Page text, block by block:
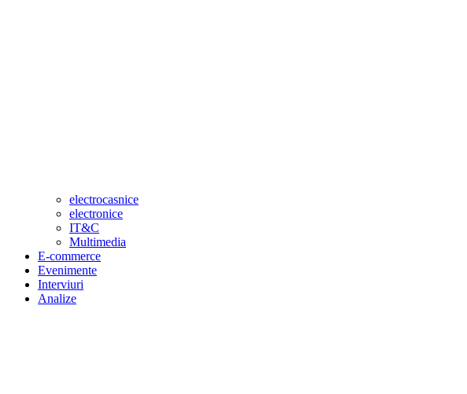
electrocasnice
electronice
IT&C
Multimedia
E-commerce
Evenimente
Interviuri
Analize